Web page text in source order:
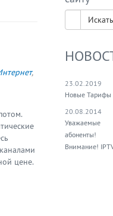
,
цене.
23.02.2019
Новые Тарифы
20.08.2014
Уважаемые
абоненты!
Внимание!